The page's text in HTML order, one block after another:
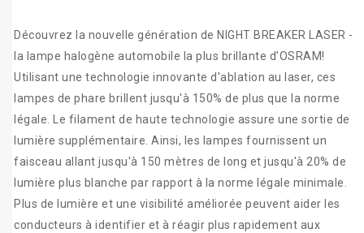
Découvrez la nouvelle génération de NIGHT BREAKER LASER -
la lampe halogène automobile la plus brillante d’OSRAM!
Utilisant une technologie innovante d'ablation au laser, ces
lampes de phare brillent jusqu'à 150% de plus que la norme
légale. Le filament de haute technologie assure une sortie de
lumière supplémentaire. Ainsi, les lampes fournissent un
faisceau allant jusqu'à 150 mètres de long et jusqu'à 20% de
lumière plus blanche par rapport à la norme légale minimale.
Plus de lumière et une visibilité améliorée peuvent aider les
conducteurs à identifier et à réagir plus rapidement aux